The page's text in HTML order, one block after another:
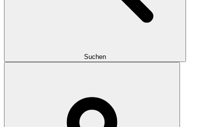
Suchen